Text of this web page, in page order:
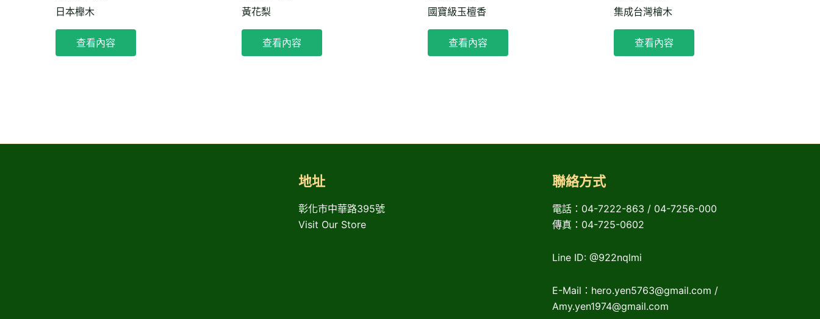
日本櫸木
查看內容
黃花梨
查看內容
國寶級玉檀香
查看內容
集成台灣檜木
查看內容
地址
彰化市中華路395號
Visit Our Store
聯絡方式
電話：04-7222-863 / 04-7256-000
傳真：04-725-0602
Line ID: @922nqlmi
E-Mail：hero.yen5763@gmail.com /
Amy.yen1974@gmail.com